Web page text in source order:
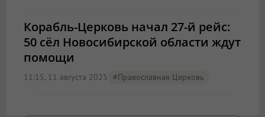
Корабль-Церковь начал 27-й рейс:
50 сёл Новосибирской области ждут
помощи
11:15, 11 августа 2025 #Православная Церковь